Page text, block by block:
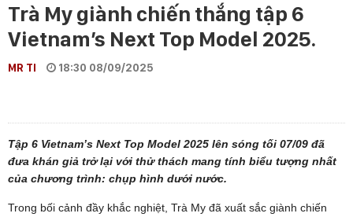
Trà My giành chiến thắng tập 6
Vietnam’s Next Top Model 2025.
MR TI 18:30 08/09/2025
Tập 6 Vietnam’s Next Top Model 2025 lên sóng tối 07/09 đã
đưa khán giả trở lại với thử thách mang tính biểu tượng nhất
của chương trình: chụp hình dưới nước.
Trong bối cảnh đầy khắc nghiệt, Trà My đã xuất sắc giành chiến